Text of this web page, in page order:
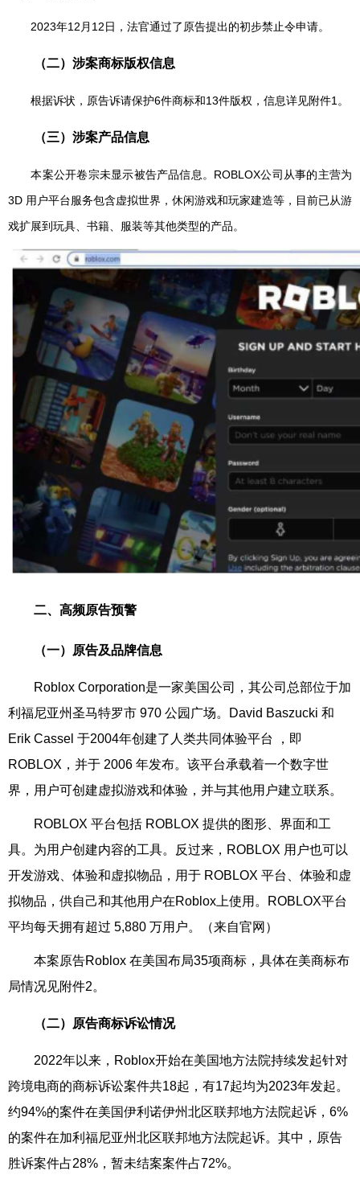
2023年12月12日，法官通过了原告提出的初步禁止令申请。
（二） 涉案商标版权信息
根据诉状，原告诉请保护6件商标和13件版权，信息详见附件1。
（三）涉案产品信息
本案公开卷宗未显示被告产品信息。ROBLOX公司从事的主营为
3D 用户平台服务包含虚拟世界，休闲游戏和玩家建造等，目前已从游
戏扩展到玩具、书籍、服装等其他类型的产品。
二、高频原告预警
（一）原告及品牌信息
Roblox Corporation是一家美国公司，其公司总部位于加
利福尼亚州圣马特罗市 970 公园广场。David Baszucki 和
Erik Cassel 于2004年创建了人类共同体验平台 ，即
ROBLOX，并于 2006 年发布。该平台承载着一个数字世
界，用户可创建虚拟游戏和体验，并与其他用户建立联系。
ROBLOX 平台包括 ROBLOX 提供的图形、界面和工
具。为用户创建内容的工具。反过来，ROBLOX 用户也可以
开发游戏、体验和虚拟物品，用于 ROBLOX 平台、体验和虚
拟物品，供自己和其他用户在Roblox上使用。ROBLOX平台
平均每天拥有超过 5,880 万用户。（来自官网）
本案原告Roblox 在美国布局35项商标，具体在美商标布
局情况见附件2。
（二）原告商标诉讼情况
2022年以来，Roblox开始在美国地方法院持续发起针对
跨境电商的商标诉讼案件共18起，有17起均为2023年发起。
约94%的案件在美国伊利诺伊州北区联邦地方法院起诉，6%
的案件在加利福尼亚州北区联邦地方法院起诉。其中，原告
胜诉案件占28%，暂未结案案件占72%。